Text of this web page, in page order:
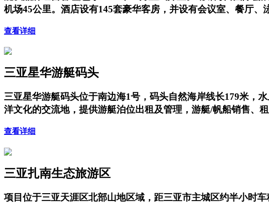
机场45公里。酒店设有145套豪华客房，并设有会议室、餐厅、
查看详细
三亚星华游艇码头
三亚星华游艇码头位于南边海1号，码头自然海岸线长179米，
洋文化的交流地，提供游艇泊位出租及管理，游艇/帆船销售、
查看详细
三亚扎南生态旅游区
项目位于三亚天涯区北部山地区域，距三亚市主城区约半小时